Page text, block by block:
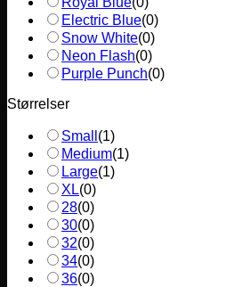
Electric Blue(0)
Snow White(0)
Neon Flash(0)
Purple Punch(0)
Størrelser
Small (1)
Medium(1)
Large(1)
XL(0)
28(0)
30(0)
32(0)
34(0)
36(0)